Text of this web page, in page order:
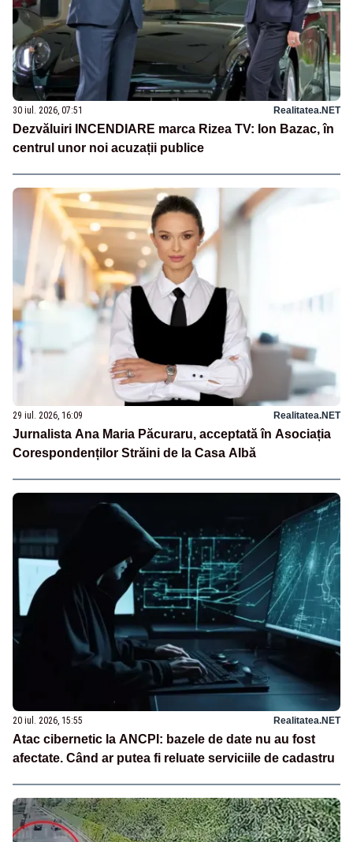
30 iul. 2026, 07:51 Realitatea.NET
Dezvăluiri INCENDIARE marca Rizea TV: Ion Bazac, în
centrul unor noi acuzații publice
29 iul. 2026, 16:09 Realitatea.NET
Jurnalista Ana Maria Păcuraru, acceptată în Asociația
Corespondenților Străini de la Casa Albă
20 iul. 2026, 15:55 Realitatea.NET
Atac cibernetic la ANCPI: bazele de date nu au fost
afectate. Când ar putea fi reluate serviciile de cadastru